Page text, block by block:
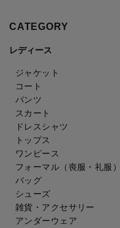
CATEGORY
レディース
ジャケット
コート
パンツ
スカート
ドレスシャツ
トップス
ワンピース
フォーマル（喪服・礼服）
バッグ
シューズ
雑貨・アクセサリー
アンダーウェア